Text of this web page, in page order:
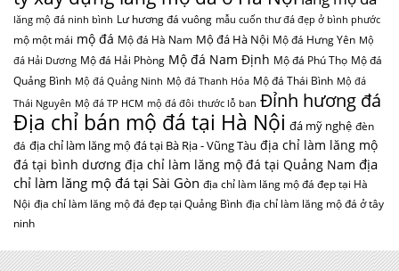
lăng mộ đá ninh bình Lư hương đá vuông mẫu cuốn thư đá đẹp ở bình phước
mộ một mái mộ đá Mộ đá Hà Nam Mộ đá Hà Nội Mộ đá Hưng Yên Mộ
đá Hải Dương Mộ đá Hải Phòng Mộ đá Nam Định Mộ đá Phú Thọ Mộ đá
Quảng Bình Mộ đá Quảng Ninh Mộ đá Thanh Hóa Mộ đá Thái Bình Mộ đá
Thái Nguyên Mộ đá TP HCM mộ đá đôi thước lỗ ban Đỉnh hương đá
Địa chỉ bán mộ đá tại Hà Nội đá mỹ nghệ đèn
đá địa chỉ làm lăng mộ đá tại Bà Rịa - Vũng Tàu địa chỉ làm lăng mộ
đá tại bình dương địa chỉ làm lăng mộ đá tại Quảng Nam địa
chỉ làm lăng mộ đá tại Sài Gòn địa chỉ làm lăng mộ đá đẹp tại Hà
Nội địa chỉ làm lăng mộ đá đẹp tại Quảng Bình địa chỉ làm lăng mộ đá ở tây
ninh